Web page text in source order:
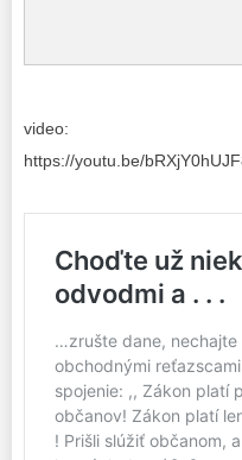
video:
https://youtu.be/